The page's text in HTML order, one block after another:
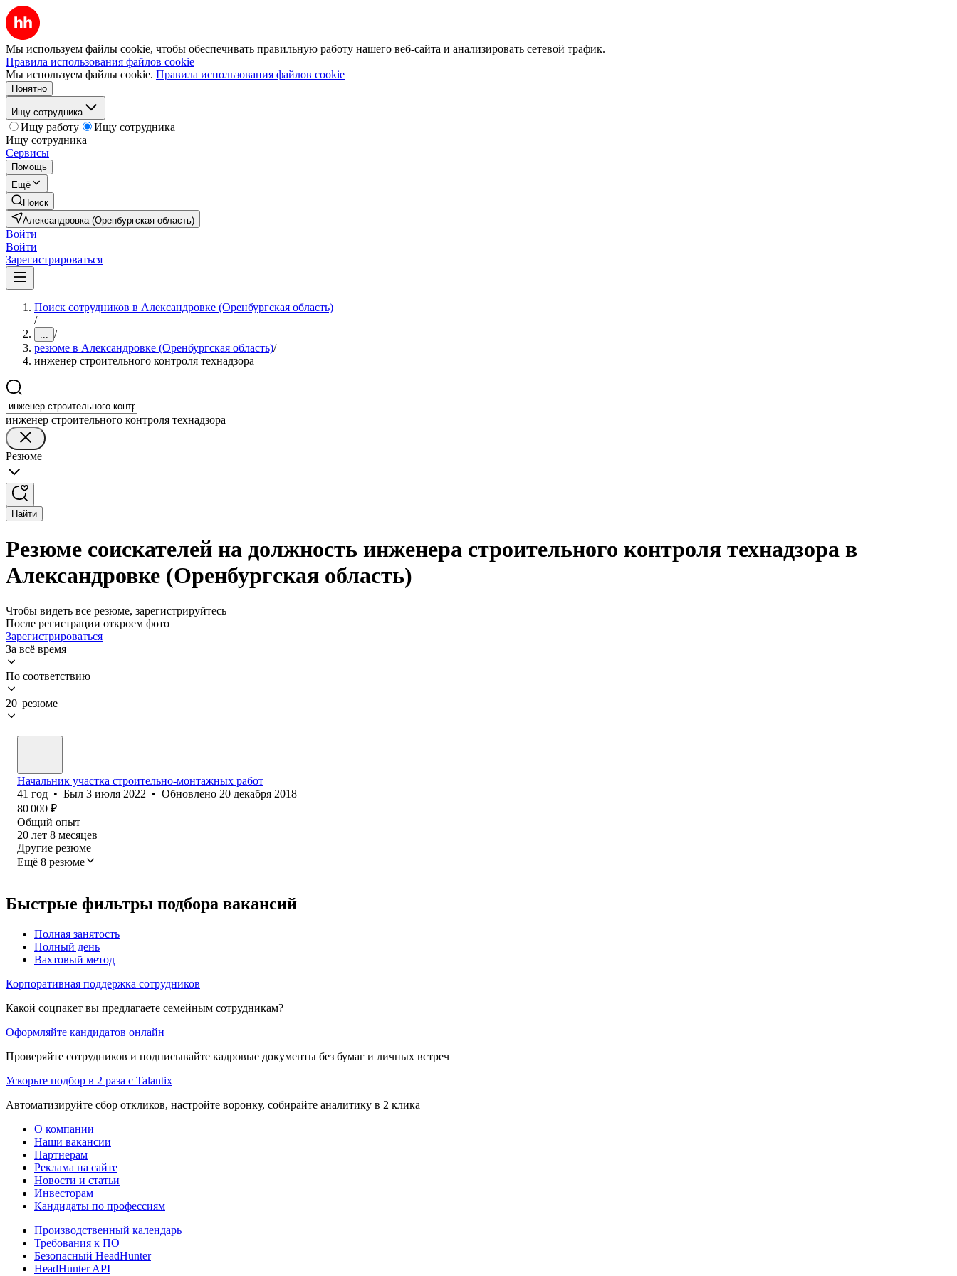
Мы используем файлы cookie, чтобы обеспечивать правильную работу нашего веб-сайта и анализировать сетевой трафик.
Правила использования файлов cookie
Мы используем файлы cookie. Правила использования файлов cookie
Понятно
Ищу сотрудника
Ищу работу
Ищу сотрудника
Ищу сотрудника
Сервисы
Помощь
Ещё
Поиск
Александровка (Оренбургская область)
Войти
Войти
Зарегистрироваться
Поиск сотрудников в Александровке (Оренбургская область)
/
... /
резюме в Александровке (Оренбургская область)/
инженер строительного контроля технадзора
инженер строительного контроля технадзора
Резюме
Найти
Резюме соискателей на должность инженера строительного контроля технадзора в
Александровке (Оренбургская область)
Чтобы видеть все резюме, зарегистрируйтесь
После регистрации откроем фото
Зарегистрироваться
За всё время
По соответствию
20 резюме
Начальник участка строительно-монтажных работ
41 год • Был 3 июля 2022 • Обновлено 20 декабря 2018
80 000 ₽
Общий опыт
20 лет 8 месяцев
Другие резюме
Ещё 8 резюме
Быстрые фильтры подбора вакансий
Полная занятость
Полный день
Вахтовый метод
Корпоративная поддержка сотрудников
Какой соцпакет вы предлагаете семейным сотрудникам?
Оформляйте кандидатов онлайн
Проверяйте сотрудников и подписывайте кадровые документы без бумаг и личных встреч
Ускорьте подбор в 2 раза с Talantix
Автоматизируйте сбор откликов, настройте воронку, собирайте аналитику в 2 клика
О компании
Наши вакансии
Партнерам
Реклама на сайте
Новости и статьи
Инвесторам
Кандидаты по профессиям
Производственный календарь
Требования к ПО
Безопасный HeadHunter
HeadHunter API